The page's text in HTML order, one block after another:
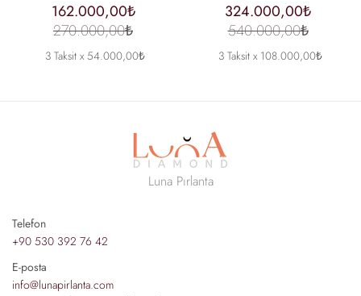
162.000,00₺
270.000,00₺
3 Taksit x 54.000,00₺
324.000,00₺
540.000,00₺
3 Taksit x 108.000,00₺
Luna Pırlanta
Telefon
+90 530 392 76 42
E-posta
info@lunapirlanta.com